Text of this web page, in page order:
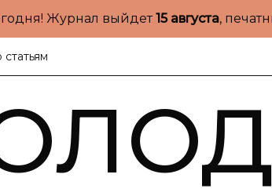
Журнал выйдет15 августа,